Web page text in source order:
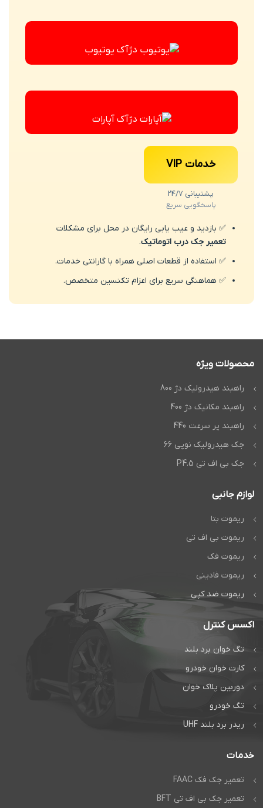
یوتیوب
آپارات
خدمات VIP
پشتیبانی 24/7
پاسخگویی سریع
✅ بازدید و عیب یابی رایگان در محل برای مشکلات
تعمیر جک درب اتوماتیک.
✅ استفاده از قطعات اصلی همراه با گارانتی خدمات.
✅ هماهنگی سریع برای اعزام تکنسین متخصص.
محصولات ویژه
راهبند هیدرولیک دژ 800
راهبند مکانیک دژ 400
راهبند پر سرعت 440
جک هیدرولیک نوپی 66
جک بی اف تی P4.5
لوازم جانبی
ریموت بتا
ریموت بی اف تی
ریموت فک
ریموت فادینی
ریموت ضد کپی
اکسس کنترل
تگ خوان برد بلند
کارت خوان خودرو
دوربین پلاک خوان
تگ خودرو
ریدر برد بلند UHF
خدمات
تعمیر جک فک FAAC
تعمیر جک بی اف تی BFT